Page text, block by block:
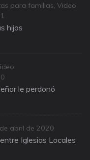
para familias, Video
hijos
le perdonó
abril de 2020
Iglesias Locales